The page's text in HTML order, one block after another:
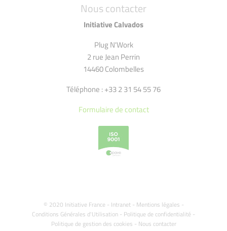
Nous contacter
Initiative Calvados
Plug N'Work
2 rue Jean Perrin
14460 Colombelles
Téléphone : +33 2 31 54 55 76
Formulaire de contact
© 2020 Initiative France - Intranet- Mentions légales -
Conditions Générales d'Utilisation - Politique de confidentialité -
Politique de gestion des cookies - Nous contacter